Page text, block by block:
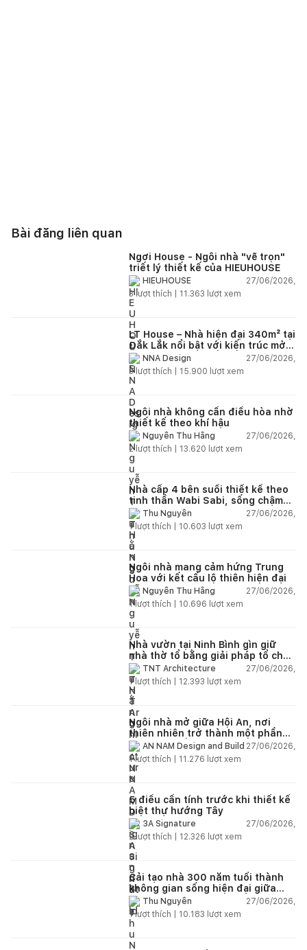
Bài đăng liên quan
Ngơi House - Ngôi nhà "vẽ trọn"
triết lý thiết kế của HIEUHOUSE
HIEUHOUSE
27/06/2026,
3lượt thích | 11.363 lượt xem
LT House – Nhà hiện đại 340m² tại
Đắk Lắk nổi bật với kiến trúc mở
và hệ sân vườn kết nối thiên
nhiên
NNA Design
27/06/2026,
3lượt thích | 15.900 lượt xem
Ngôi nhà không cần điều hòa nhờ
thiết kế theo khí hậu
Nguyễn Thu Hằng
27/06/2026,
2lượt thích | 13.620 lượt xem
Nhà cấp 4 bên suối thiết kế theo
tinh thần Wabi Sabi, sống chậm
giữa thiên nhiên
Thu Nguyễn
27/06/2026,
1lượt thích | 10.603 lượt xem
Ngôi nhà mang cảm hứng Trung
Hoa với kết cấu lộ thiên hiện đại
Nguyễn Thu Hằng
27/06/2026,
1lượt thích | 10.696 lượt xem
Nhà vườn tại Ninh Bình gìn giữ
nhà thờ tổ bằng giải pháp tổ chức
lại không gian
TNT Architecture
27/06/2026,
1lượt thích | 12.393 lượt xem
Ngôi nhà mở giữa Hội An, nơi
thiên nhiên trở thành một phần
của cuộc sống
AN NAM Design and Build 27/06/2026,
1lượt thích | 11.276 lượt xem
5 điều cần tính trước khi thiết kế
biệt thự hướng Tây
3A Signature
27/06/2026,
2lượt thích | 12.326 lượt xem
Cải tạo nhà 300 năm tuổi thành
không gian sống hiện đại giữa
thiên nhiên
Thu Nguyễn
27/06/2026,
1lượt thích | 10.183 lượt xem